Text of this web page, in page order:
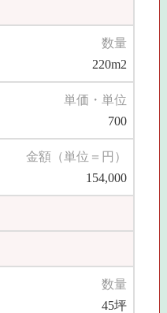
数量
220m2
単価・単位
700
金額（単位＝円）
154,000
数量
45坪